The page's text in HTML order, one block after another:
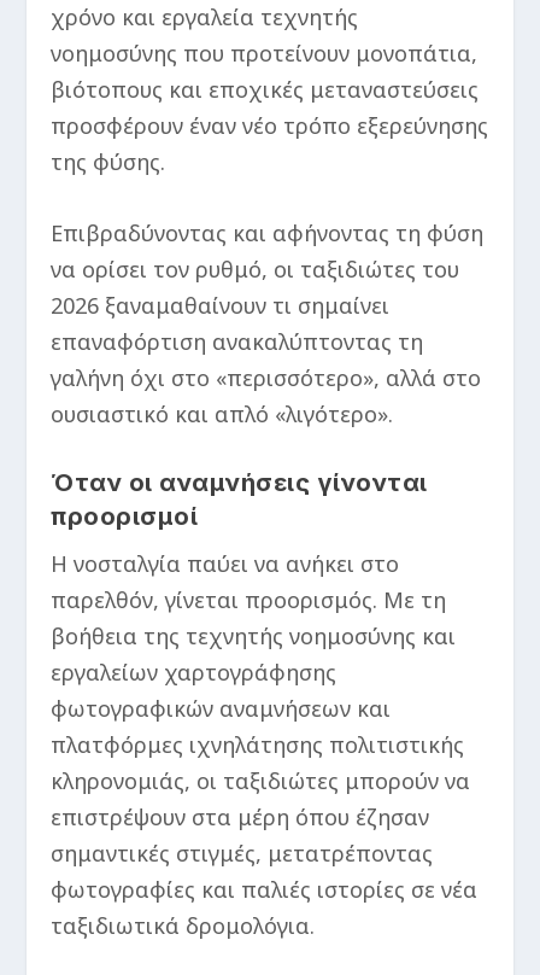
χρόνο και εργαλεία τεχνητής
νοημοσύνης που προτείνουν μονοπάτια,
βιότοπους και εποχικές μεταναστεύσεις
προσφέρουν έναν νέο τρόπο εξερεύνησης
της φύσης.
Επιβραδύνοντας και αφήνοντας τη φύση
να ορίσει τον ρυθμό, οι ταξιδιώτες του
2026 ξαναμαθαίνουν τι σημαίνει
επαναφόρτιση ανακαλύπτοντας τη
γαλήνη όχι στο «περισσότερο», αλλά στο
ουσιαστικό και απλό «λιγότερο».
Όταν οι αναμνήσεις γίνονται
προορισμοί
H νοσταλγία παύει να ανήκει στο
παρελθόν, γίνεται προορισμός. Με τη
βοήθεια της τεχνητής νοημοσύνης και
εργαλείων χαρτογράφησης
φωτογραφικών αναμνήσεων και
πλατφόρμες ιχνηλάτησης πολιτιστικής
κληρονομιάς, οι ταξιδιώτες μπορούν να
επιστρέψουν στα μέρη όπου έζησαν
σημαντικές στιγμές, μετατρέποντας
φωτογραφίες και παλιές ιστορίες σε νέα
ταξιδιωτικά δρομολόγια.